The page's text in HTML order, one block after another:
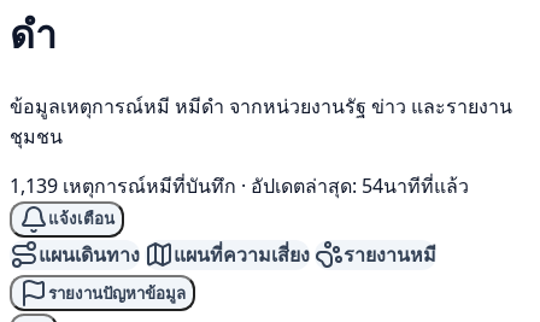
ดำ
ข้อมูลเหตุการณ์หมี หมีดำ จากหน่วยงานรัฐ ข่าว และรายงาน
ชุมชน
1,139 เหตุการณ์หมีที่บันทึก · อัปเดตล่าสุด: 54นาทีที่แล้ว
แจ้งเตือน
แผนเดินทาง แผนที่ความเสี่ยง รายงานหมี
รายงานปัญหาข้อมูล